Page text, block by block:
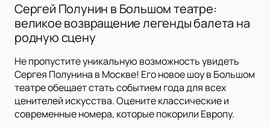
Сергей Полунин в Большом театре:
великое возвращение легенды балета на
родную сцену
Не пропустите уникальную возможность увидеть
Сергея Полунина в Москве! Его новое шоу в Большом
театре обещает стать событием года для всех
ценителей искусства. Оцените классические и
современные номера, которые покорили Европу.